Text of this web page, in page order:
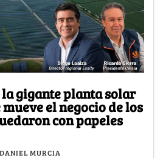
gigante planta solar
mueve el negocio de los
con papeles
DANIEL MURCIA